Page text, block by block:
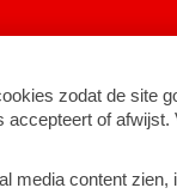
©2026BNNVARA